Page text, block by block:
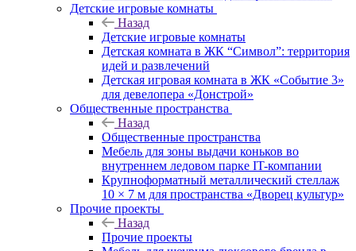
Детские игровые комнаты
Назад
Детские игровые комнаты
Детская комната в ЖК “Символ”: территория
идей и развлечений
Детская игровая комната в ЖК «Событие 3»
для девелопера «Донстрой»
Общественные пространства
Назад
Общественные пространства
Мебель для зоны выдачи коньков во
внутреннем ледовом парке IT-компании
Крупноформатный металлический стеллаж
10 × 7 м для пространства «Дворец культур»
Прочие проекты
Назад
Прочие проекты